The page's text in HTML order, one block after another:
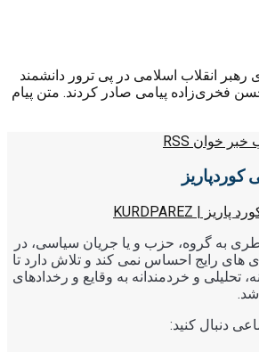
انقلاب اسلامی در پی ترور دانشمند
فخری‌زاده پیامی صادر کردند. متن پیام
خبر خوان RSS
به گروه، حزب و یا جریان سیاسی، در
های رایج احساس نمی کند و تلاش دارد تا
تحلیلی و خردمندانه به وقایع و رخدادهای
دنبال کنید: